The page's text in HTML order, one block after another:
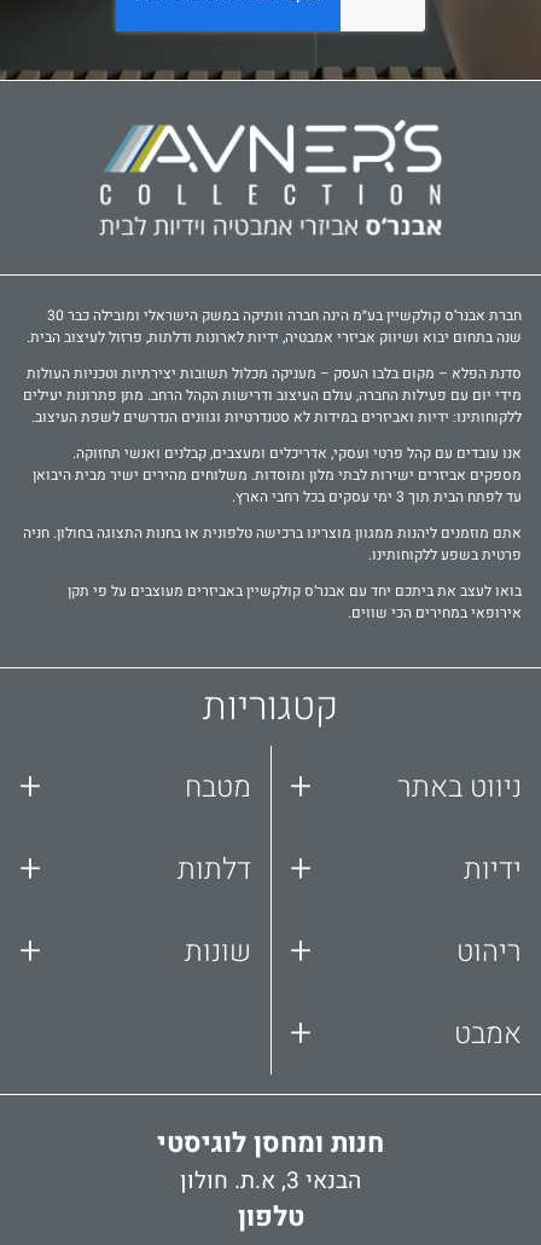
חברת אבנר‘ס קולקשיין בע״מ הינה חברה וותיקה במשק הישראלי ומובילה כבר 30
שנה בתחום יבוא ושיווק אביזרי אמבטיה, ידיות לארונות ודלתות, פרזול לעיצוב הבית.
סדנת הפלא – מקום בלבו העסק – מעניקה מכלול תשובות יצירתיות וטכניות העולות
מידי יום עם פעילות החברה, עולם העיצוב ודרישות הקהל הרחב. מתן פתרונות יעילים
ללקוחותינו: ידיות ואביזרים במידות לא סטנדרטיות וגוונים הנדרשים לשפת העיצוב.
אנו עובדים עם קהל פרטי ועסקי, אדריכלים ומעצבים, קבלנים ואנשי תחזוקה.
מספקים אביזרים ישירות לבתי מלון ומוסדות. משלוחים מהירים ישיר מבית היבואן
עד לפתח הבית תוך 3 ימי עסקים בכל רחבי הארץ.
אתם מוזמנים ליהנות ממגוון מוצרינו ברכישה טלפונית או בחנות התצוגה בחולון. חניה
פרטית בשפע ללקוחותינו.
בואו לעצב את ביתכם יחד עם אבנר‘ס קולקשיין באביזרים מעוצבים על פי תקן
אירופאי במחירים הכי שווים.
קטגוריות
ניווט באתר +
ידיות +
ריהוט +
אמבט +
מטבח +
דלתות +
שונות +
חנות ומחסן לוגיסטי
הבנאי 3, א.ת. חולון
טלפון